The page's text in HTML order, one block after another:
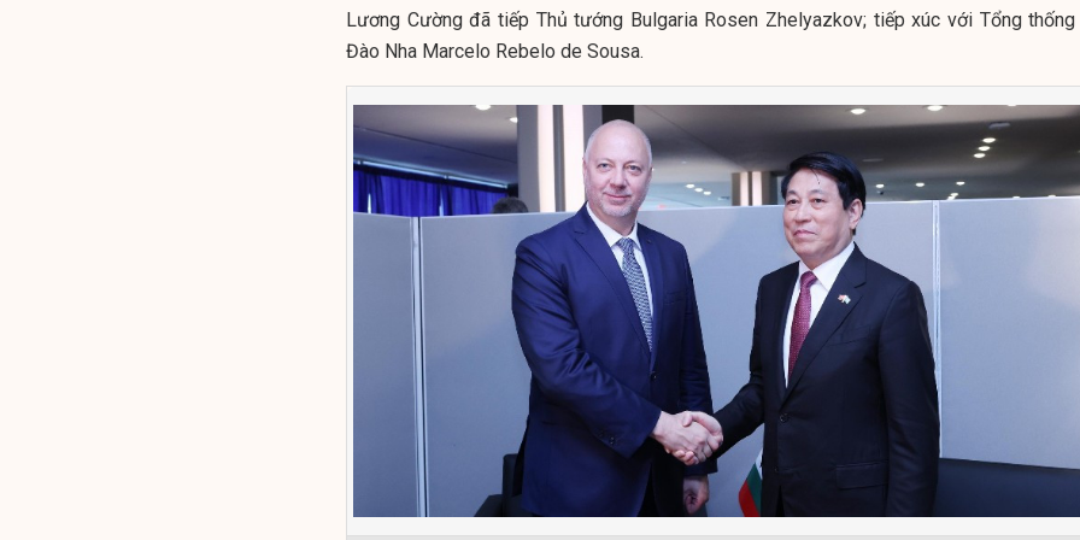
Lương Cường đã tiếp Thủ tướng Bulgaria Rosen Zhelyazkov; tiếp xúc với Tổng
Đào Nha Marcelo Rebelo de Sousa.